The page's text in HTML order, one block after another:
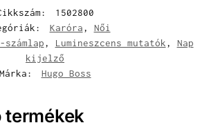
1502800
Karóra, Női
, Lumineszcens mutatók, Nap
kijelző
Márka:
Hugo Boss
termékek